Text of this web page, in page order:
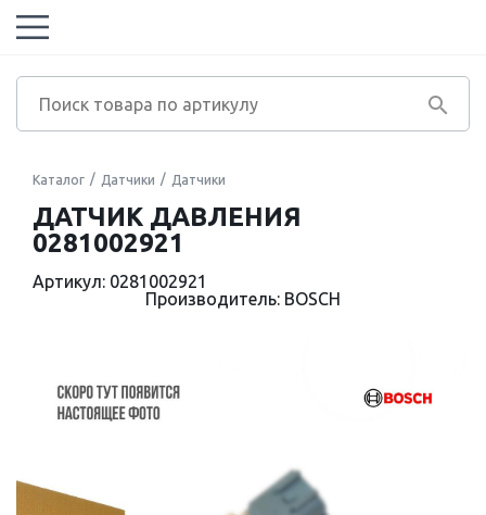
Каталог Датчики Датчики
ДАТЧИК ДАВЛЕНИЯ
0281002921
Артикул: 0281002921
Производитель: BOSCH